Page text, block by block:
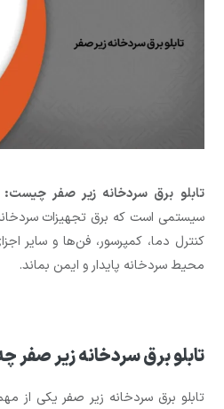
تابلو برق سردخانه زیر صفر چیست:
سیستمی است که برق تجهیزات
کنترل دما، کمپرسور، فن‌ها و سایر
محیط سردخانه پایدار و ایمن بماند.
تابلو برق سردخانه زیر صفر
تابلو برق سردخانه زیر صفر یکی از